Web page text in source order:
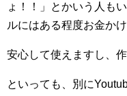
ょ！！」とかいう人も
ルにはある程度お金か
安心して使えますし、
といっても、別に